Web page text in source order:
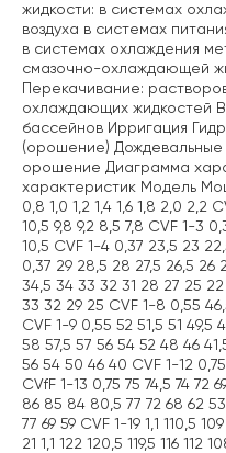
жидкости: в системах
воздуха в системах
в системах охлаждения
смазочно-охлаждающей
Перекачивание:
охлаждающих жидкостей
бассейнов Ирригация
(орошение) Дождевальные
орошение Диаграмма
характеристик Модель
0,8 1,0 1,2 1,4 1,6 1,8 2,0 2,2
10,5 9,8 9,2 8,5 7,8 CVF 1-3
10,5 CVF 1-4 0,37 23,5 23
0,37 29 28,5 28 27,5 26,5 26
34,5 34 33 32 31 28 27 25
33 32 29 25 CVF 1-8 0,55
CVF 1-9 0,55 52 51,5 51 49,5
58 57,5 57 56 54 52 48 46
56 54 50 46 40 CVF 1-12
CVfF 1-13 0,75 75 74,5 74 72
86 85 84 80,5 77 72 68 62 53
77 69 59 CVF 1-19 1,1 110,5
21 1,1 122 120,5 119,5 116 112